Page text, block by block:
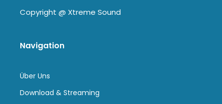
Copyright @ Xtreme Sound
Navigation
Über Uns
Download & Streaming